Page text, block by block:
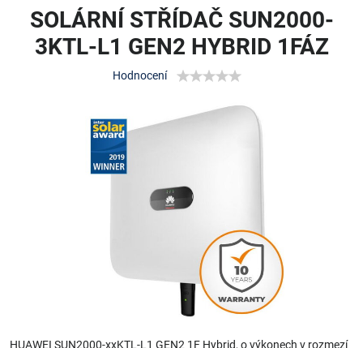
SOLÁRNÍ STŘÍDAČ SUN2000-
3KTL-L1 GEN2 HYBRID 1FÁZ
Hodnocení
HUAWEI SUN2000-xxKTL-L1 GEN2 1F Hybrid, o výkonech v rozmezí